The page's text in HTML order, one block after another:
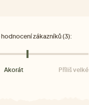
zákazníků (3):
Akorát Příliš velké